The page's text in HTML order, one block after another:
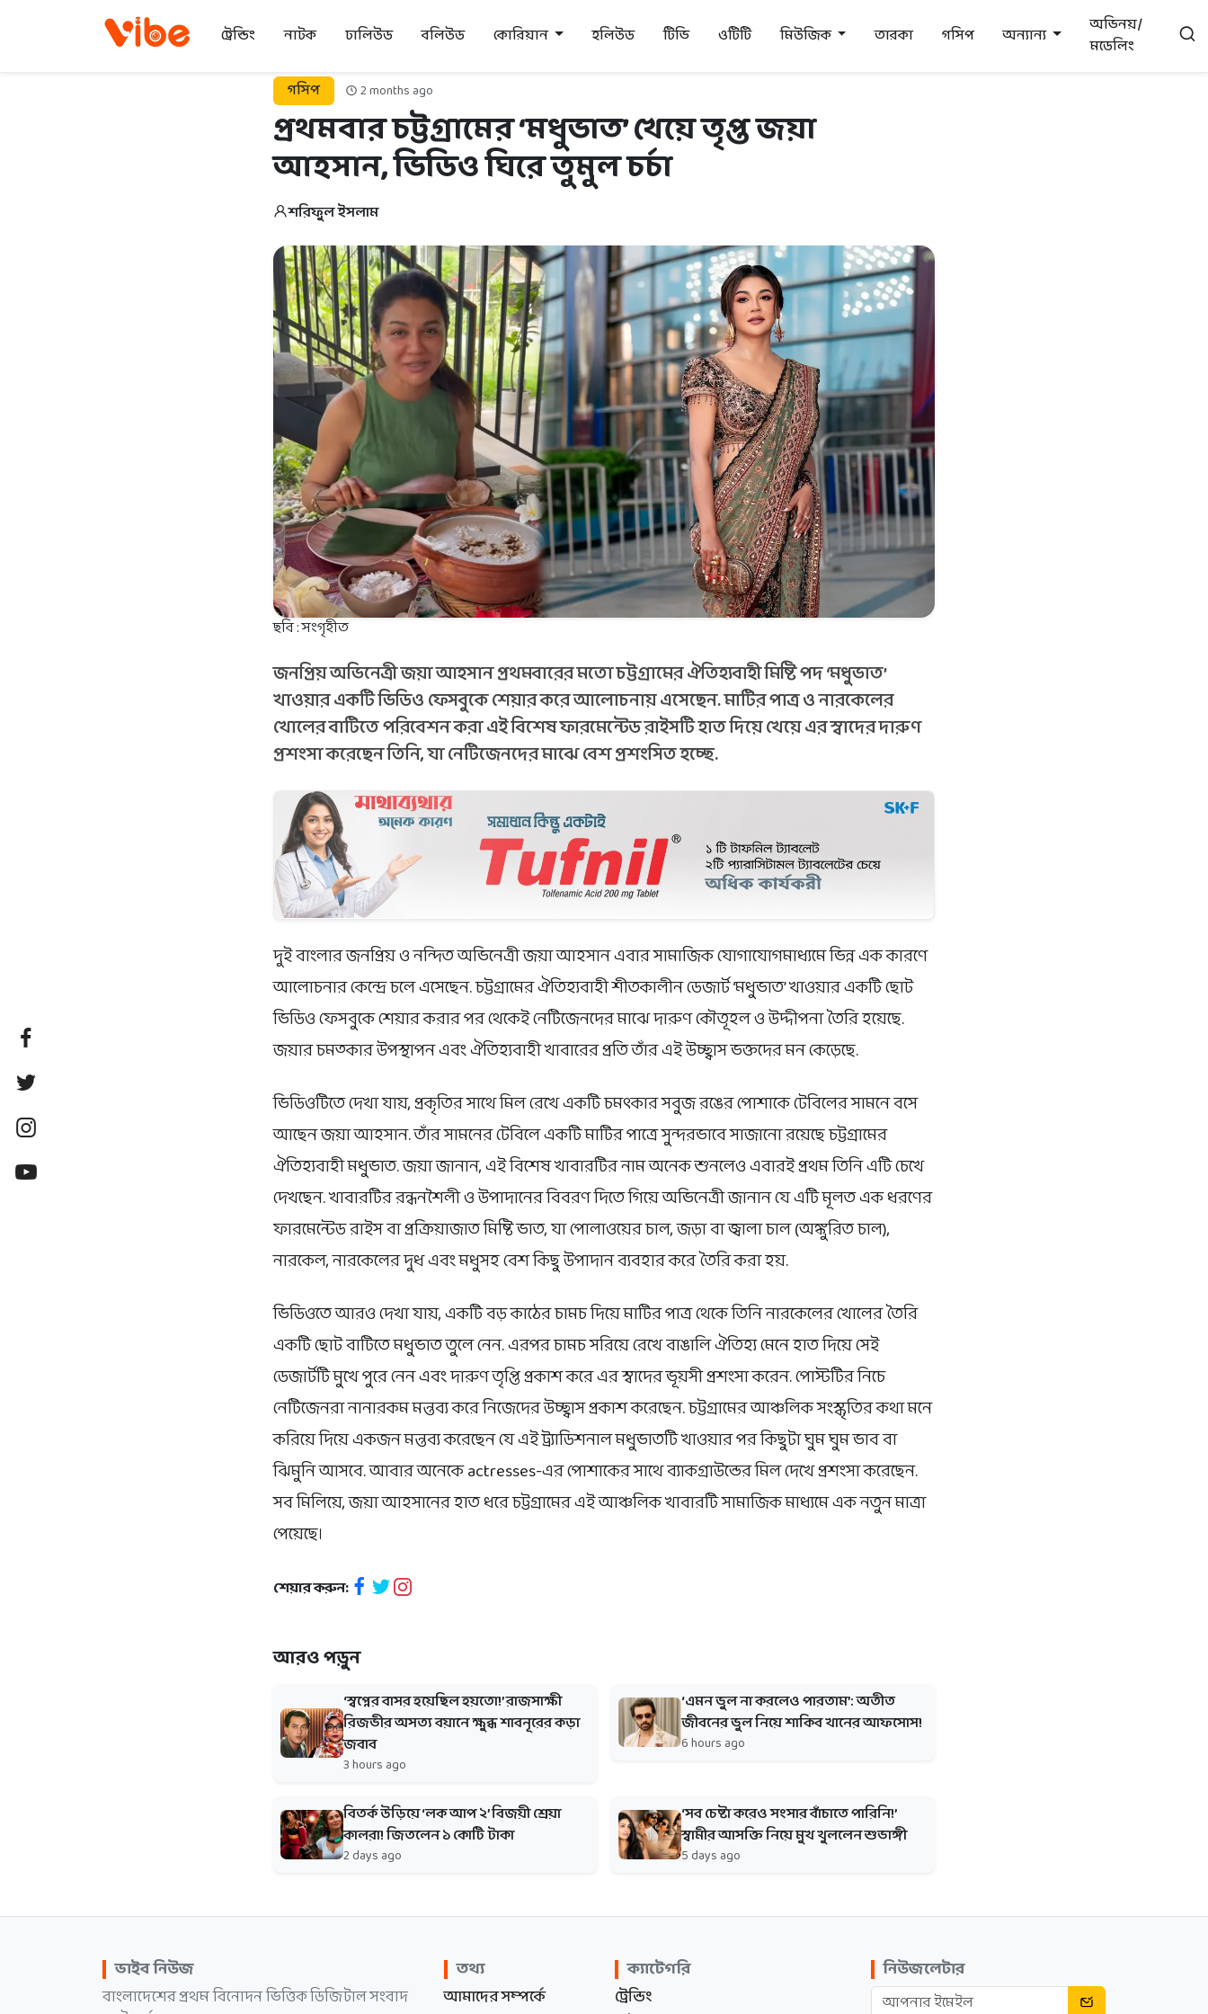
ট্রেন্ডিং নাটক ঢালিউড বলিউড কোরিয়ান হলিউড টিভি ওটিটি মিউজিক তারকা গসিপ অন্যান্য
অভিনয়/
মডেলিং
গসিপ
2 months ago
প্রথমবার চট্টগ্রামের ‘মধুভাত’ খেয়ে তৃপ্ত জয়া
আহসান, ভিডিও ঘিরে তুমুল চর্চা
শরিফুল ইসলাম
ছবি : সংগৃহীত
জনপ্রিয় অভিনেত্রী জয়া আহসান প্রথমবারের মতো চট্টগ্রামের ঐতিহ্যবাহী মিষ্টি পদ ‘মধুভাত’
খাওয়ার একটি ভিডিও ফেসবুকে শেয়ার করে আলোচনায় এসেছেন. মাটির পাত্র ও নারকেলের
খোলের বাটিতে পরিবেশন করা এই বিশেষ ফারমেন্টেড রাইসটি হাত দিয়ে খেয়ে এর স্বাদের দারুণ
প্রশংসা করেছেন তিনি, যা নেটিজেনদের মাঝে বেশ প্রশংসিত হচ্ছে.
দুই বাংলার জনপ্রিয় ও নন্দিত অভিনেত্রী জয়া আহসান এবার সামাজিক যোগাযোগমাধ্যমে ভিন্ন এক কারণে
আলোচনার কেন্দ্রে চলে এসেছেন. চট্টগ্রামের ঐতিহ্যবাহী শীতকালীন ডেজার্ট ‘মধুভাত’ খাওয়ার একটি ছোট
ভিডিও ফেসবুকে শেয়ার করার পর থেকেই নেটিজেনদের মাঝে দারুণ কৌতূহল ও উদ্দীপনা তৈরি হয়েছে.
জয়ার চমত্কার উপস্থাপন এবং ঐতিহ্যবাহী খাবারের প্রতি তাঁর এই উচ্ছ্বাস ভক্তদের মন কেড়েছে.
ভিডিওটিতে দেখা যায়, প্রকৃতির সাথে মিল রেখে একটি চমৎকার সবুজ রঙের পোশাকে টেবিলের সামনে বসে
আছেন জয়া আহসান. তাঁর সামনের টেবিলে একটি মাটির পাত্রে সুন্দরভাবে সাজানো রয়েছে চট্টগ্রামের
ঐতিহ্যবাহী মধুভাত. জয়া জানান, এই বিশেষ খাবারটির নাম অনেক শুনলেও এবারই প্রথম তিনি এটি চেখে
দেখছেন. খাবারটির রন্ধনশৈলী ও উপাদানের বিবরণ দিতে গিয়ে অভিনেত্রী জানান যে এটি মূলত এক ধরণের
ফারমেন্টেড রাইস বা প্রক্রিয়াজাত মিষ্টি ভাত, যা পোলাওয়ের চাল, জড়া বা জ্বালা চাল (অঙ্কুরিত চাল),
নারকেল, নারকেলের দুধ এবং মধুসহ বেশ কিছু উপাদান ব্যবহার করে তৈরি করা হয়.
ভিডিওতে আরও দেখা যায়, একটি বড় কাঠের চামচ দিয়ে মাটির পাত্র থেকে তিনি নারকেলের খোলের তৈরি
একটি ছোট বাটিতে মধুভাত তুলে নেন. এরপর চামচ সরিয়ে রেখে বাঙালি ঐতিহ্য মেনে হাত দিয়ে সেই
ডেজার্টটি মুখে পুরে নেন এবং দারুণ তৃপ্তি প্রকাশ করে এর স্বাদের ভূয়সী প্রশংসা করেন. পোস্টটির নিচে
নেটিজেনরা নানারকম মন্তব্য করে নিজেদের উচ্ছ্বাস প্রকাশ করেছেন. চট্টগ্রামের আঞ্চলিক সংস্কৃতির কথা মনে
করিয়ে দিয়ে একজন মন্তব্য করেছেন যে এই ট্র্যাডিশনাল মধুভাতটি খাওয়ার পর কিছুটা ঘুম ঘুম ভাব বা
ঝিমুনি আসবে. আবার অনেকে actresses-এর পোশাকের সাথে ব্যাকগ্রাউন্ডের মিল দেখে প্রশংসা করেছেন.
সব মিলিয়ে, জয়া আহসানের হাত ধরে চট্টগ্রামের এই আঞ্চলিক খাবারটি সামাজিক মাধ্যমে এক নতুন মাত্রা
পেয়েছে।
শেয়ার করুন:
আরও পড়ুন
‘স্বপ্নের বাসর হয়েছিল হয়তো!’ রাজসাক্ষী
রিজভীর অসত্য বয়ানে ক্ষুব্ধ শাবনূরের কড়া
জবাব
3 hours ago
‘এমন ভুল না করলেও পারতাম’: অতীত
জীবনের ভুল নিয়ে শাকিব খানের আফসোস!
6 hours ago
বিতর্ক উড়িয়ে ‘লক আপ ২’ বিজয়ী শ্রেয়া
কালরা! জিতলেন ১ কোটি টাকা
2 days ago
‘সব চেষ্টা করেও সংসার বাঁচাতে পারিনি!’
স্বামীর আসক্তি নিয়ে মুখ খুললেন শুভাঙ্গী
5 days ago
ভাইব নিউজ
বাংলাদেশের প্রথম বিনোদন ভিত্তিক ডিজিটাল সংবাদ
তথ্য
আমাদের সম্পর্কে
ক্যাটেগরি
ট্রেন্ডিং
নিউজলেটার